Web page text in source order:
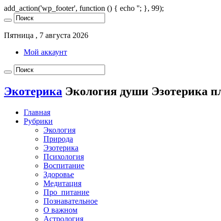
add_action('wp_footer', function () { echo ''; }, 99);
Пятница , 7 августа 2026
Мой аккаунт
Экотерика Экология души Эзотерика
Главная
Рубрики
Экология
Природа
Эзотерика
Психология
Воспитание
Здоровье
Медитация
Про_питание
Познавательное
О важном
Астрология